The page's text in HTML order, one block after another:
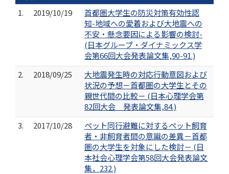
1.
2019/10/19
首都圏大学生の防災対策有効性認
知-地域への愛着および大地震への
不安・懸念要因による影響の検討-
(日本グループ・ダイナミックス学
会第66回大会発表論文集,90-91.)
2.
2018/09/25
大地震発生時の対応行動意図および
状況の予想－首都圏の大学生とその
親世代間の比較－ (日本心理学会第
82回大会 発表論文集,84.)
3.
2017/10/28
ペット同行避難に対するペット飼育
者・非飼育者間の意識の差異－首都
圏の大学生を対象にした検討－ (日
本社会心理学会第58回大会発表論文
集，232.)